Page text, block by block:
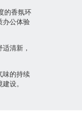
的香氛环
办公体验
清新，
味的持续
设。